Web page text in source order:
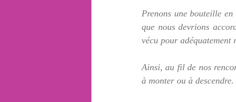
Prenons une bouteille
que nous devrions
vécu pour adéquatement
Ainsi, au fil de nos
à monter ou à descendre.